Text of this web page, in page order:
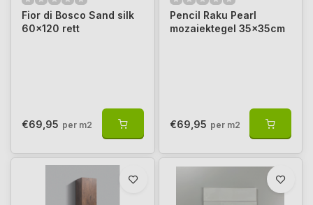
Fior di Bosco Sand silk
60x120 rett
€69,95 per m2
Pencil Raku Pearl
mozaiektegel 35x35cm
€69,95 per m2